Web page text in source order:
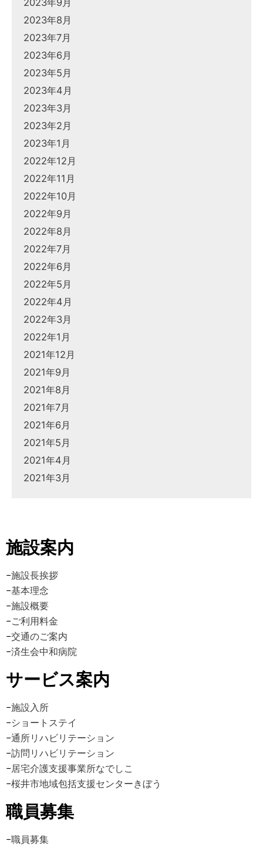
2023年9月
2023年8月
2023年7月
2023年6月
2023年5月
2023年4月
2023年3月
2023年2月
2023年1月
2022年12月
2022年11月
2022年10月
2022年9月
2022年8月
2022年7月
2022年6月
2022年5月
2022年4月
2022年3月
2022年1月
2021年12月
2021年9月
2021年8月
2021年7月
2021年6月
2021年5月
2021年4月
2021年3月
施設案内
−施設長挨拶
−基本理念
−施設概要
−ご利用料金
−交通のご案内
−済生会中和病院
サービス案内
−施設入所
−ショートステイ
−通所リハビリテーション
−訪問リハビリテーション
−居宅介護支援事業所なでしこ
−桜井市地域包括支援センターきぼう
職員募集
−職員募集